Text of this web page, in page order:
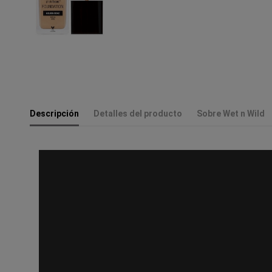
Descripción Detalles del producto Sobre Wet n Wild